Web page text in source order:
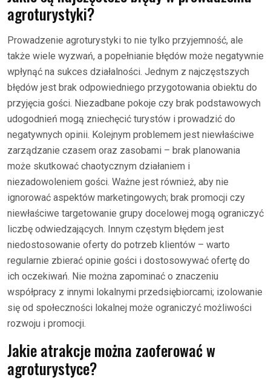
agroturystyki?
Prowadzenie agroturystyki to nie tylko przyjemność, ale
także wiele wyzwań, a popełnianie błędów może negatywnie
wpłynąć na sukces działalności. Jednym z najczęstszych
błędów jest brak odpowiedniego przygotowania obiektu do
przyjęcia gości. Niezadbane pokoje czy brak podstawowych
udogodnień mogą zniechęcić turystów i prowadzić do
negatywnych opinii. Kolejnym problemem jest niewłaściwe
zarządzanie czasem oraz zasobami – brak planowania
może skutkować chaotycznym działaniem i
niezadowoleniem gości. Ważne jest również, aby nie
ignorować aspektów marketingowych; brak promocji czy
niewłaściwe targetowanie grupy docelowej mogą ograniczyć
liczbę odwiedzających. Innym częstym błędem jest
niedostosowanie oferty do potrzeb klientów – warto
regularnie zbierać opinie gości i dostosowywać ofertę do
ich oczekiwań. Nie można zapominać o znaczeniu
współpracy z innymi lokalnymi przedsiębiorcami; izolowanie
się od społeczności lokalnej może ograniczyć możliwości
rozwoju i promocji.
Jakie atrakcje można zaoferować w
agroturystyce?